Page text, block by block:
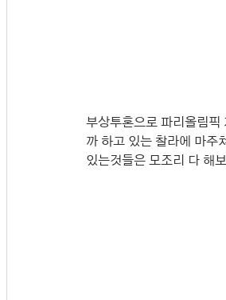
부상투혼으로 파리올림픽
까 하고 있는 찰라에 마주
있는것들은 모조리 다 해